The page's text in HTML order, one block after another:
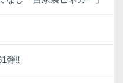
弾‼